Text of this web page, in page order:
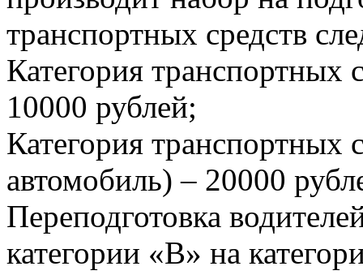
транспортных средств
Категория транспортных
10000 рублей;
Категория транспортных
автомобиль) – 20000
Переподготовка
категории «В» на